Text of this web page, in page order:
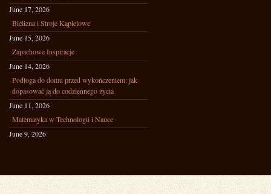
June 17, 2026
Bielizna i Stroje Kąpielowe
June 15, 2026
Zapachowe Inspiracje
June 14, 2026
Podłoga do domu przed wykończeniem: jak
dopasować ją do codziennego życia
June 11, 2026
Matematyka w Technologii i Nauce
June 9, 2026